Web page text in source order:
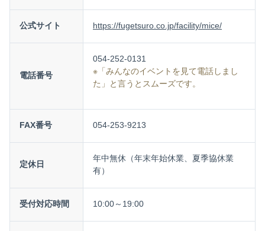
公式サイト https://fugetsuro.co.jp/facility/mice/
電話番号
054-252-0131
※「みんなのイベントを見て電話しまし
た」と言うとスムーズです。
FAX番号 054-253-9213
定休日
年中無休（年末年始休業、夏季協休業
有）
受付対応時間 10:00～19:00